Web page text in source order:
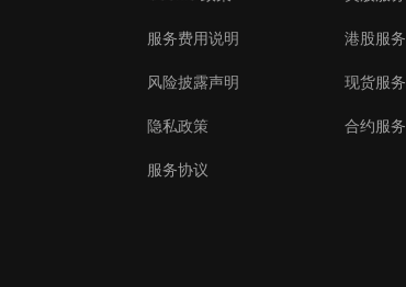
服务费用说明
风险披露声明
隐私政策
服务协议
港股服务
现货服务
合约服务